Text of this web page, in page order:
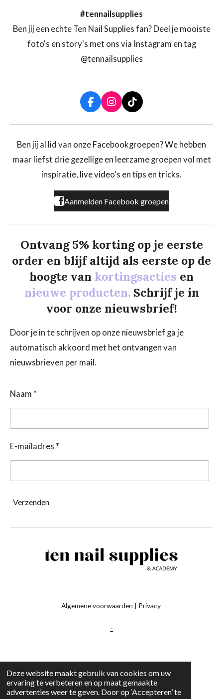
Deze website maakt gebruik van cookies om uw
ervaring te verbeteren en op maat gemaakte
advertenties weer te geven. Door op ‘Accepteren’ te
#tennailsupplies
Ben jij een echte Ten Nail Supplies fan? Deel je mooiste
foto's en story's met ons via Instagram en tag
@tennailsupplies
F
a
c
b
o
k
I
n
s
a
r
a
T
i
k
o
Ben jij al lid van onze Facebookgroepen? We hebben
maar liefst drie gezellige en leerzame groepen vol met
inspiratie, live video's en tips en tricks.
Aanmelden Facebook groepen
Ontvang 5% korting op je eerste
order en blijf altijd als eerste op de
hoogte van kortingsacties en
nieuwe producten. Schrijf je in
voor onze nieuwsbrief!
Door je in te schrijven op onze nieuwsbrief ga je
automatisch akkoord met het ontvangen van
nieuwsbrieven per mail.
Naam *
E-mailadres *
Verzenden
Algemene voorwaarden | Privacy
-